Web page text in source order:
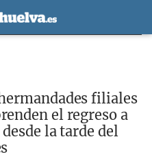
filiales
el regreso a
desde la tarde del